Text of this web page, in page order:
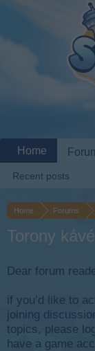
Home Forums
Torony
Dear forum
if you’d like to
joining
topics, please
have a game
Home
Recent posts